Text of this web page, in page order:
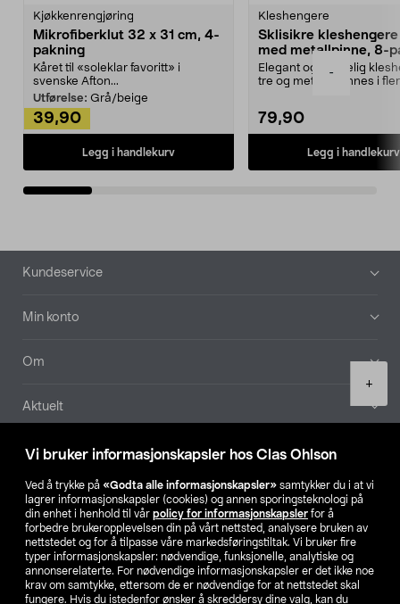
Vi bruker informasjonskapsler hos Clas Ohlson
Ved å trykke på «Godta alle informasjonskapsler» samtykker du i at vi
lagrer informasjonskapsler (cookies) og annen sporingsteknologi på
din enhet i henhold til vår policy for informasjonskapsler for å
forbedre brukeropplevelsen din på vårt nettsted, analysere bruken av
nettstedet og for å tilpasse våre markedsføringstiltak. Vi bruker fire
typer informasjonskapsler: nødvendige, funksjonelle, analytiske og
annonserelaterte. For nødvendige informasjonskapsler er det ikke noe
krav om samtykke, ettersom de er nødvendige for at nettstedet skal
fungere. Hvis du istedenfor ønsker å skreddersy dine valg, kan du
-
+
Kjøkkenrengjøring
Mikrofiberklut 32 x 31 cm, 4-
pakning
Kåret til «soleklar favoritt» i
svenske Afton...
Utførelse: Grå/beige
39,90
Legg i handlekurv
Kleshengere
Sklisikre
med metallpinne, 8-
Elegant og skikkelig
tre og metall – finnes i
79,90
Legg i handlekurv
Bunntekst
Kundeservice
Min konto
Om
Aktuelt
Våre selskaper
Finn din butikk
SE NO FI